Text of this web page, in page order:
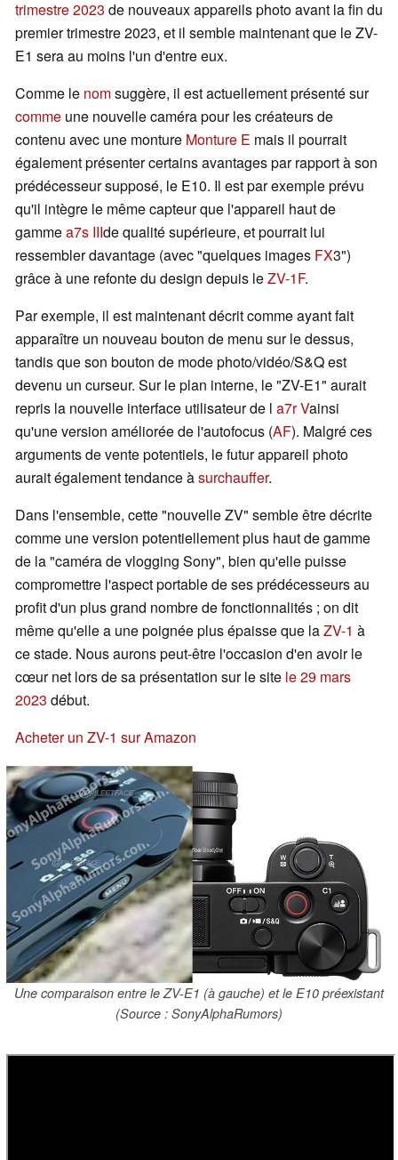
trimestre 2023 de nouveaux appareils photo avant la fin du
premier trimestre 2023, et il semble maintenant que le ZV-
E1 sera au moins l'un d'entre eux.
Comme le nomsuggère, il est actuellement présenté sur
comme une nouvelle caméra pour les créateurs de
contenu avec une monture Monture E mais il pourrait
également présenter certains avantages par rapport à son
prédécesseur supposé, le E10. Il est par exemple prévu
qu'il intègre le même capteur que l'appareil haut de
gammea7s IIIde qualité supérieure, et pourrait lui
ressembler davantage (avec "quelques images FX3")
grâce à une refonte du design depuis leZV-1F.
Par exemple, il est maintenant décrit comme ayant fait
apparaître un nouveau bouton de menu sur le dessus,
tandis que son bouton de mode photo/vidéo/S&Q est
devenu un curseur. Sur le plan interne, le "ZV-E1" aurait
repris la nouvelle interface utilisateur de l a7r Vainsi
qu'une version améliorée de l'autofocus (AF). Malgré ces
arguments de vente potentiels, le futur appareil photo
aurait également tendance àsurchauffer.
Dans l'ensemble, cette "nouvelle ZV" semble être décrite
comme une version potentiellement plus haut de gamme
de la "caméra de vlogging Sony", bien qu'elle puisse
compromettre l'aspect portable de ses prédécesseurs au
profit d'un plus grand nombre de fonctionnalités ; on dit
même qu'elle a une poignée plus épaisse que laZV-1 à
ce stade. Nous aurons peut-être l'occasion d'en avoir le
cœur net lors de sa présentation sur le site le 29 mars
2023 début.
Acheter un ZV-1 sur Amazon
Une comparaison entre le ZV-E1 (à gauche) et le E10 préexistant
(Source : SonyAlphaRumors)